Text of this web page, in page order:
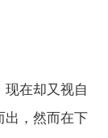
现在却又视自
出，然而在下